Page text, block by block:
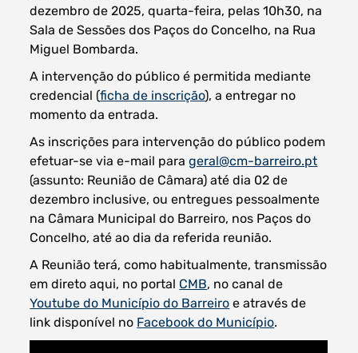
data
procurar
dezembro de 2025, quarta-feira, pelas 10h30, na
Sala de Sessões dos Paços do Concelho, na Rua
Miguel Bombarda.
A intervenção do público é permitida mediante
credencial (ficha de inscrição), a entregar no
momento da entrada.
As inscrições para intervenção do público podem
efetuar-se via e-mail parageral@cm-barreiro.pt
(assunto: Reunião de Câmara) até dia 02 de
dezembro inclusive, ou entregues pessoalmente
na Câmara Municipal do Barreiro, nos Paços do
Concelho, até ao dia da referida reunião.
A Reunião terá, como habitualmente, transmissão
em direto aqui, no portal CMB, no canal de
Youtube do Município do Barreiro e através de
link disponível no Facebook do Município.